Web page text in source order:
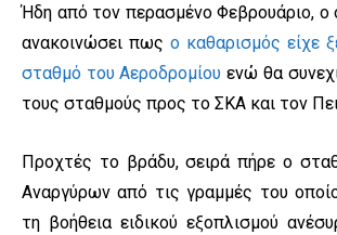
Ήδη από τον περασμένο Φεβρουάριο, ο
ανακοινώσει πως ο καθαρισμός είχε
σταθμό του Αεροδρομίου ενώ θα
τους σταθμούς προς το ΣΚΑ και τον
Προχτές το βράδυ, σειρά πήρε ο
Αναργύρων από τις γραμμές του
τη βοήθεια ειδικού εξοπλισμού